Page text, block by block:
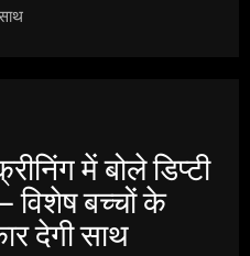
में बोले डिप्टी
विशेष बच्चों के
देगी साथ